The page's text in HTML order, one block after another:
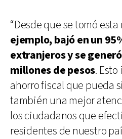
“Desde que se tomó
ejemplo, bajó en un
extranjeros y se
millones de pesos.
ahorro fiscal que pueda
también una mejor
los ciudadanos que
residentes de nuestro